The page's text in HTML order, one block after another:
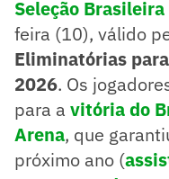
Seleção Brasileira
feira (10), válido
Eliminatórias
2026. Os
para a vitória do
Arena, que
próximo ano (